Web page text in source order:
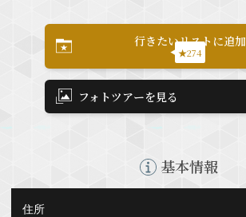
行きたいリストに追加
★274
フォトツアーを見る
基本情報
住所